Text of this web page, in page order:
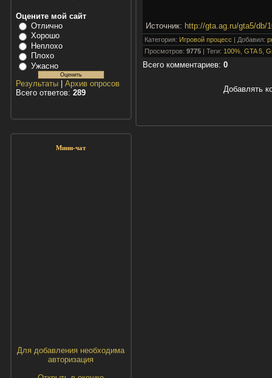
Оцените мой сайт
Отлично
Хорошо
Неплохо
Плохо
Ужасно
Результаты| Архив опросов
Всего ответов: 289
Мини-чат
Для добавления необходима
авторизация
Источник: http://gta.ag.ru/gta5/db/
Категория: Игровой процесс | Добавил:
Просмотров: 9775| Теги: 100%, GTA 5,
Всего комментариев: 0
Добавлять